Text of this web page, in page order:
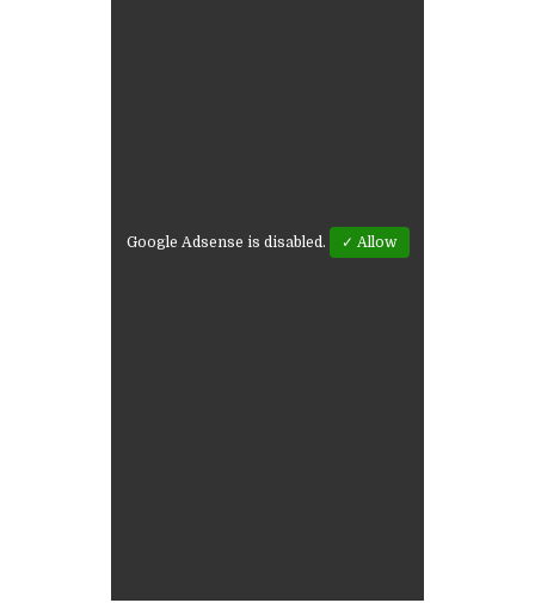
Google Adsense is disabled. ✓ Allow